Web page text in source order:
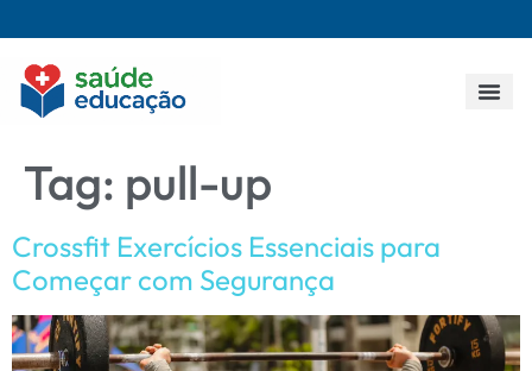
Tag: pull-up
Crossfit Exercícios Essenciais para
Começar com Segurança